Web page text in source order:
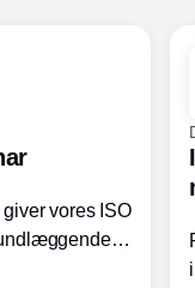
vores ISO